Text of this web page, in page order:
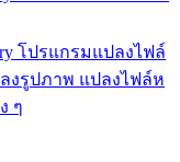
โปรแกรมแปลงไฟล์
งรูปภาพ แปลงไฟล์ห
ๆ